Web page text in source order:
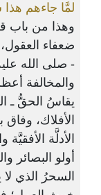
لمَّا جاءهم
وهذا من باب
ضعفاء
- صلى الله
والمخالفة
يقاسُ الحقُّ ـ
الأفلاك،
الأدلَّة
أولو البصائر
السحرُ الذي